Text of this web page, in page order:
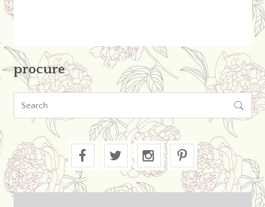
procure
